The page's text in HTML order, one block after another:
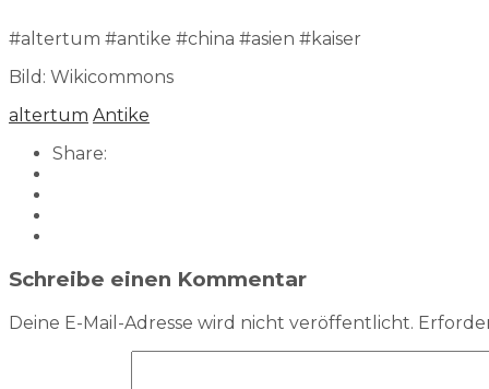
#altertum #antike #china #asien #kaiser
Bild: Wikicommons
altertum Antike
Share:
Schreibe einen Kommentar
Deine E-Mail-Adresse wird nicht veröffentlicht.